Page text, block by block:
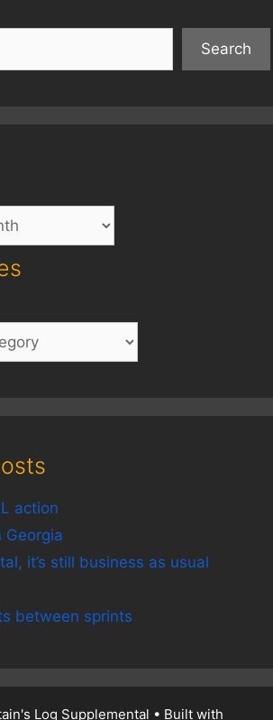
Search
action
Georgia
it’s still business as usual
between sprints
Log Supplemental • Built with